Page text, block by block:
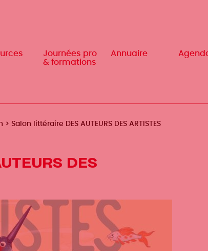
Journées pro
& formations
Annuaire
Journées pro
& formations
Annuaire
Salon littéraire DES AUTEURS DES ARTISTES
DES